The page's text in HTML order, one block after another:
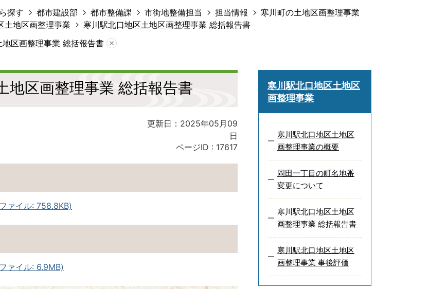
探す 都市建設部 都市整備課 市街地整備担当 担当情報
寒川町の土地区画整理事業
土地区画整理事業
寒川駅北口地区土地区画整理事業 総括報告書
区画整理事業 総括報告書
地区画整理事業 総括報告書
更新日：2025年05月09
日
ページID : 17617
ァイル: 758.8KB)
ァイル: 6.9MB)
寒川駅北口地区土地区
画整理事業
寒川駅北口地区土地区
画整理事業の概要
岡田一丁目の町名地番
変更について
寒川駅北口地区土地区
画整理事業 総括報告書
寒川駅北口地区土地区
画整理事業 事後評価